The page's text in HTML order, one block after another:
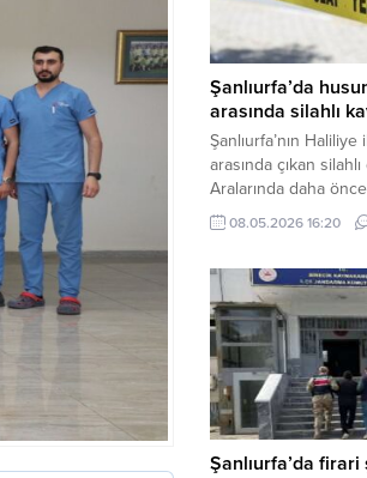
Şanlıurfa’da
arasında silahlı
Şanlıurfa’nın
arasında çıkan
Aralarında daha
olduğu öğrenilen
neticesinde 3 kişi
ilçesine bağlı kırsal
meydana geldi.
aralarında husumet
arasında henüz
08.05.2026 16:20
Şanlıurfa’da firari